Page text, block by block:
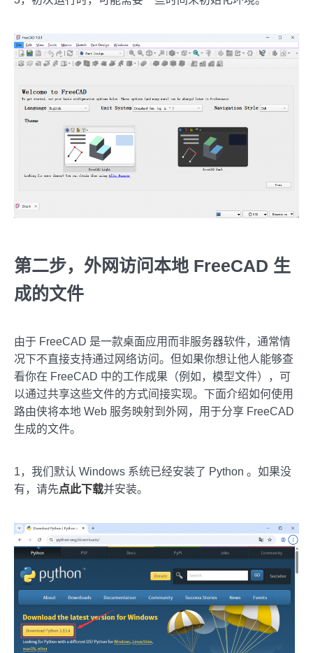
第二步，外网访问本地 FreeCAD 生
成的文件
由于 FreeCAD 是一款桌面应用而非服务器软件，通常情
况下不直接支持通过网络访问。但如果你想让他人能够查
看你在 FreeCAD 中的工作成果（例如，模型文件），可
以通过共享这些文件的方式间接实现。下面介绍如何使用
路由侠将本地 Web 服务映射到外网，用于分享 FreeCAD
生成的文件。
1，我们默认 Windows 系统已经安装了 Python 。如果没
有，请先点此下载并安装。